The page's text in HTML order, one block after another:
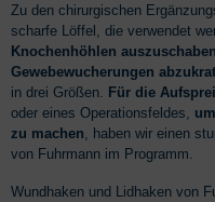
Zu den chirurgischen
scharfe Löffel, die verwendet
Knochenhöhlen auszuschaben
Gewebewucherungen
in drei Größen. Für die
oder eines Operationsfeldes,
zu machen, haben wir einen
von Fuhrmann im Programm.
Wundhaken und Lidhaken von